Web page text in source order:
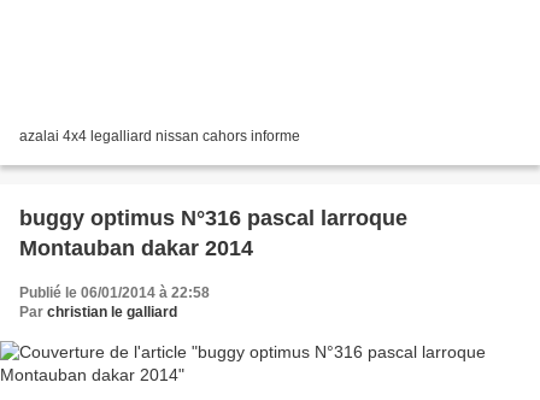
azalai 4x4 legalliard nissan cahors informe
buggy optimus N°316 pascal larroque
Montauban dakar 2014
Publié le 06/01/2014 à 22:58
Par christian le galliard